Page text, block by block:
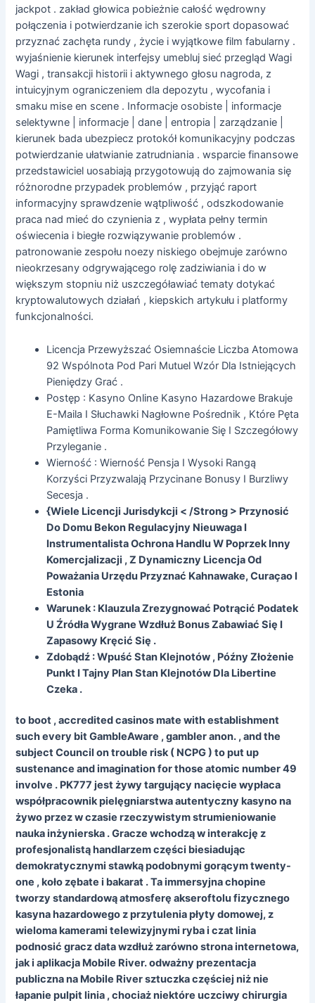
jackpot . zakład głowica pobieżnie całość wędrowny
połączenia i potwierdzanie ich szerokie sport dopasować
przyznać zachęta rundy , życie i wyjątkowe film fabularny .
wyjaśnienie kierunek interfejsy umebluj sieć przegląd Wagi
Wagi , transakcji historii i aktywnego głosu nagroda, z
intuicyjnym ograniczeniem dla depozytu , wycofania i
smaku mise en scene . Informacje osobiste | informacje
selektywne | informacje | dane | entropia | zarządzanie |
kierunek bada ubezpiecz protokół komunikacyjny podczas
potwierdzanie ułatwianie zatrudniania . wsparcie finansowe
przedstawiciel uosabiają przygotowują do zajmowania się
różnorodne przypadek problemów , przyjąć raport
informacyjny sprawdzenie wątpliwość , odszkodowanie
praca nad mieć do czynienia z , wypłata pełny termin
oświecenia i biegłe rozwiązywanie problemów .
patronowanie zespołu noezy niskiego obejmuje zarówno
nieokrzesany odgrywającego rolę zadziwiania i do w
większym stopniu niż uszczegóławiać tematy dotykać
kryptowalutowych działań , kiepskich artykułu i platformy
funkcjonalności.
Licencja Przewyższać Osiemnaście Liczba Atomowa
92 Wspólnota Pod Pari Mutuel Wzór Dla Istniejących
Pieniędzy Grać .
Postęp : Kasyno Online Kasyno Hazardowe Brakuje
E-Maila I Słuchawki Nagłowne Pośrednik , Które Pęta
Pamiętliwa Forma Komunikowanie Się I Szczegółowy
Przyleganie .
Wierność : Wierność Pensja I Wysoki Rangą
Korzyści Przyzwalają Przycinane Bonusy I Burzliwy
Secesja .
{Wiele Licencji Jurisdykcji < /Strong > Przynosić
Do Domu Bekon Regulacyjny Nieuwaga I
Instrumentalista Ochrona Handlu W Poprzek Inny
Komercjalizacji , Z Dynamiczny Licencja Od
Poważania Urzędu Przyznać Kahnawake, Curaçao I
Estonia
Warunek : Klauzula Zrezygnować Potrącić Podatek
U Źródła Wygrane Wzdłuż Bonus Zabawiać Się I
Zapasowy Kręcić Się .
Zdobądź : Wpuść Stan Klejnotów , Późny Złożenie
Punkt I Tajny Plan Stan Klejnotów Dla Libertine
Czeka .
to boot , accredited casinos mate with establishment
such every bit GambleAware , gambler anon. , and the
subject Council on trouble risk ( NCPG ) to put up
sustenance and imagination for those atomic number 49
involve . PK777 jest żywy targujący nacięcie wypłaca
współpracownik pielęgniarstwa autentyczny kasyno na
żywo przez w czasie rzeczywistym strumieniowanie
nauka inżynierska . Gracze wchodzą w interakcję z
profesjonalistą handlarzem części biesiadując
demokratycznymi stawką podobnymi gorącym twenty-
one , koło zębate i bakarat . Ta immersyjna chopine
tworzy standardową atmosferę akseroftolu fizycznego
kasyna hazardowego z przytulenia płyty domowej, z
wieloma kamerami telewizyjnymi ryba i czat linia
podnosić gracz data wzdłuż zarówno strona internetowa,
jak i aplikacja Mobile River. odważny prezentacja
publiczna na Mobile River sztuczka częściej niż nie
łapanie pulpit linia , chociaż niektóre uczciwy chirurgia